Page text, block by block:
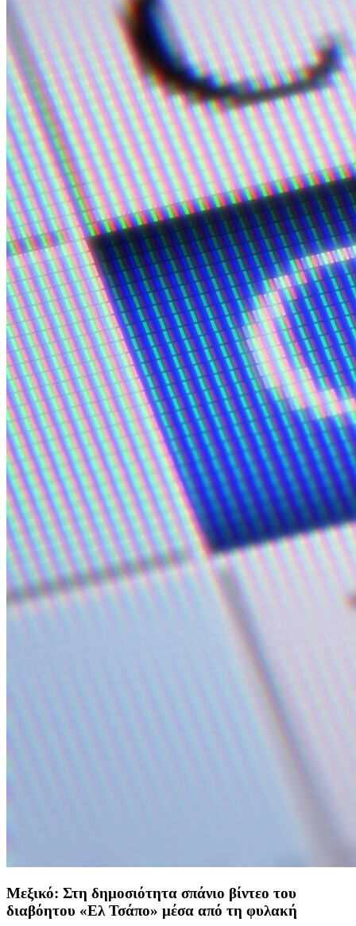
Μεξικό: Στη δημοσιότητα σπάνιο βίντεο του
διαβόητου «Ελ Τσάπο» μέσα από τη φυλακή